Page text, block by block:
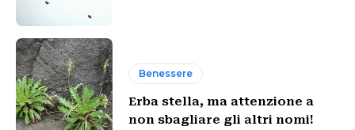
Benessere
Erba stella, ma attenzione a
non sbagliare gli altri nomi!